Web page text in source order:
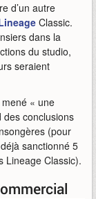
d’un autre
Classic.
dans la
du studio,
seraient
« une
des conclusions
(pour
sanctionné 5
Lineage Classic).